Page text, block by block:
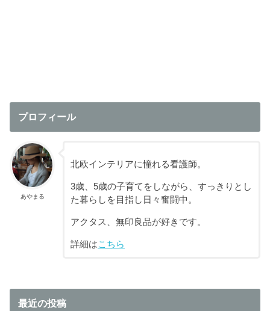
プロフィール
あやまる
北欧インテリアに憧れる看護師。
3歳、5歳の子育てをしながら、すっきりとし
た暮らしを目指し日々奮闘中。
アクタス、無印良品が好きです。
詳細はこちら
最近の投稿